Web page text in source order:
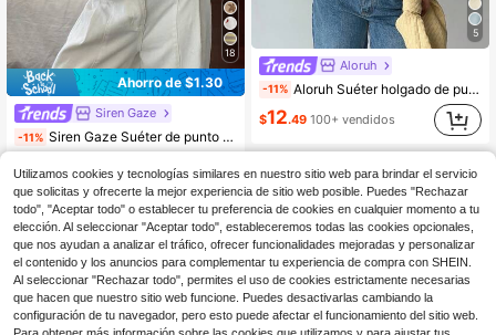
18
Ahorro de $1.30
Siren Gaze
-11% Siren Gaze Suéter de punto de manga corta, elegante y casual, adecuado para el verano
$10.694.7k+ vendidos
5
Aloruh
-11% Aloruh Suéter holgado de punto de cuello de embudo y mangas de murciélago, unicolor, casual y para uso diario, otoño/invierno
$12.49 100+ vendidos
Mostrar artículos similares con stock Ver todo
Utilizamos cookies y tecnologías similares en nuestro sitio web para brindar el servicio
que solicitas y ofrecerte la mejor experiencia de sitio web posible. Puedes "Rechazar
todo", "Aceptar todo" o establecer tu preferencia de cookies en cualquier momento a tu
elección. Al seleccionar "Aceptar todo", estableceremos todas las cookies opcionales,
que nos ayudan a analizar el tráfico, ofrecer funcionalidades mejoradas y personalizar
el contenido y los anuncios para complementar tu experiencia de compra con SHEIN.
Al seleccionar "Rechazar todo", permites el uso de cookies estrictamente necesarias
que hacen que nuestro sitio web funcione. Puedes desactivarlas cambiando la
configuración de tu navegador, pero esto puede afectar el funcionamiento del sitio web.